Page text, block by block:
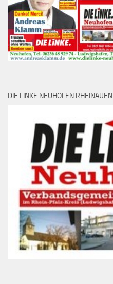
DIE LINKE NEUHOFEN RHEINAUEN